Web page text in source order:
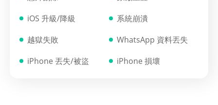
iOS 升級/降級
系統崩潰
越獄失敗
WhatsApp 資料丟失
iPhone 丟失/被盜
iPhone 損壞